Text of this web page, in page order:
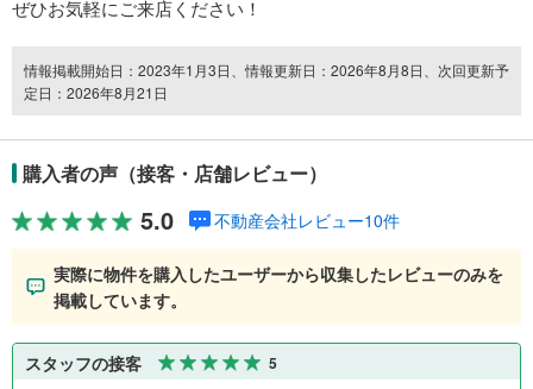
ぜひお気軽にご来店ください！
情報掲載開始日：2023年1月3日、情報更新日：2026年8月8日、次回更新予
定日：2026年8月21日
購入者の声（接客・店舗レビュー）
5.0 不動産会社レビュー10件
実際に物件を購入したユーザーから収集したレビューのみを
掲載しています。
スタッフの接客 5